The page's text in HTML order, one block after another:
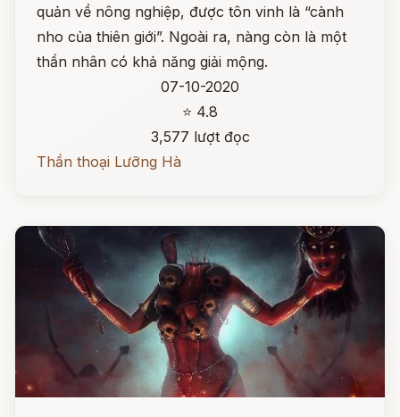
quản về nông nghiệp, được tôn vinh là “cành
nho của thiên giới”. Ngoài ra, nàng còn là một
thần nhân có khả năng giải mộng.
07-10-2020
⭐ 4.8
3,577 lượt đọc
Thần thoại Lưỡng Hà